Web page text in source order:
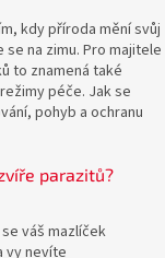
kdy příroda mění svůj
na zimu. Pro majitele
to znamená také
péče. Jak se
pohyb a ochranu
parazitů?
váš mazlíček
vy nevíte